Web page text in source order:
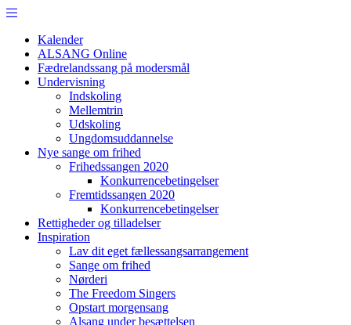
Kalender
ALSANG Online
Fædrelandssang på modersmål
Undervisning
Indskoling
Mellemtrin
Udskoling
Ungdomsuddannelse
Nye sange om frihed
Frihedssangen 2020
Konkurrencebetingelser
Fremtidssangen 2020
Konkurrencebetingelser
Rettigheder og tilladelser
Inspiration
Lav dit eget fællessangsarrangement
Sange om frihed
Nørderi
The Freedom Singers
Opstart morgensang
Alsang under besættelsen